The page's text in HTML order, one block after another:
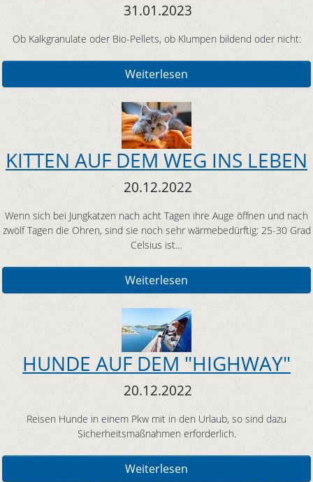
31.01.2023
Ob Kalkgranulate oder Bio-Pellets, ob Klumpen bildend oder nicht:
Weiterlesen
KITTEN AUF DEM WEG INS LEBEN
20.12.2022
Wenn sich bei Jungkatzen nach acht Tagen ihre Auge öffnen und nach
zwölf Tagen die Ohren, sind sie noch sehr wärmebedürftig: 25-30 Grad
Celsius ist…
Weiterlesen
HUNDE AUF DEM "HIGHWAY"
20.12.2022
Reisen Hunde in einem Pkw mit in den Urlaub, so sind dazu
Sicherheitsmaßnahmen erforderlich.
Weiterlesen